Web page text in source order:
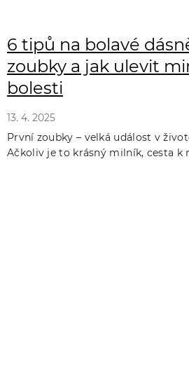
6 tipů na bolavé
zoubky a jak ulevit
bolesti
13. 4. 2025
První zoubky – velká událost v
Ačkoliv je to krásný milník, cesta k